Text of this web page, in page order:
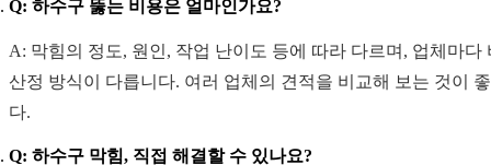
Q: 하수구 뚫는 비용은 얼마인가요?
A: 막힘의 정도, 원인, 작업 난이도 등에 따라 다르며, 업체마다
산정 방식이 다릅니다. 여러 업체의 견적을 비교해 보는 것이
다.
Q: 하수구 막힘, 직접 해결할 수 있나요?